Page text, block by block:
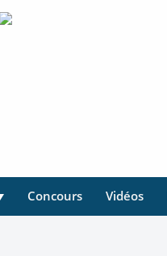
Concours Vidéos